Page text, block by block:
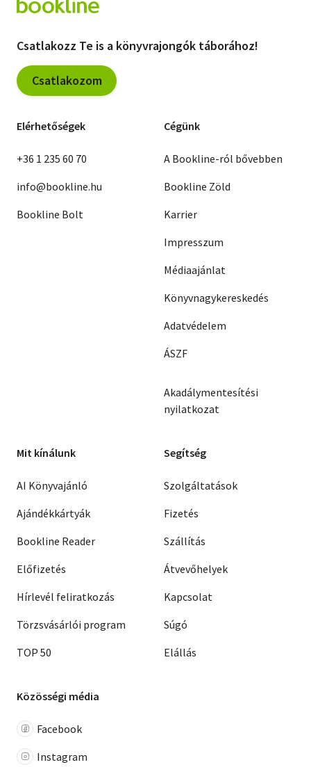
Csatlakozz Te is a könyvrajongók táborához!
Csatlakozom
Elérhetőségek
+36 1 235 60 70
info@bookline.hu
Bookline Bolt
Cégünk
A Bookline-ról bővebben
Bookline Zöld
Karrier
Impresszum
Médiaajánlat
Könyvnagykereskedés
Adatvédelem
ÁSZF
Akadálymentesítési
nyilatkozat
Mit kínálunk
AI Könyvajánló
Ajándékkártyák
Bookline Reader
Előfizetés
Hírlevél feliratkozás
Törzsvásárlói program
TOP 50
Segítség
Szolgáltatások
Fizetés
Szállítás
Átvevőhelyek
Kapcsolat
Súgó
Elállás
Közösségi média
Facebook
Instagram